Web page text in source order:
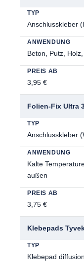
Anschlusskleber
Beton, Putz,
3,95 €
Folien-Fix Ultra
Anschlusskleber
Kalte
außen
3,75 €
Klebepads
Klebepad